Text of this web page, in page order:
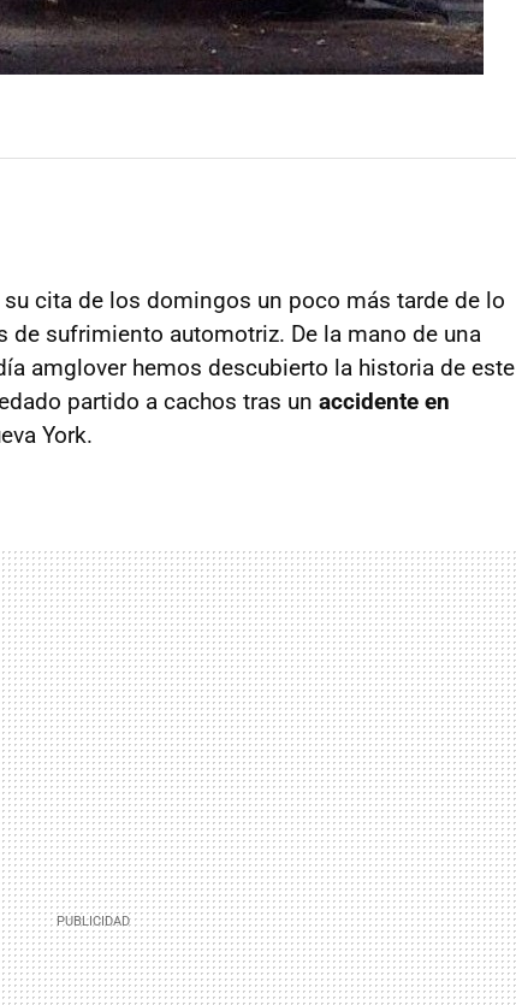
su cita de los domingos un poco más tarde de lo
de sufrimiento automotriz. De la mano de una
amglover hemos descubierto la historia de este
partido a cachos tras un accidente en
York.